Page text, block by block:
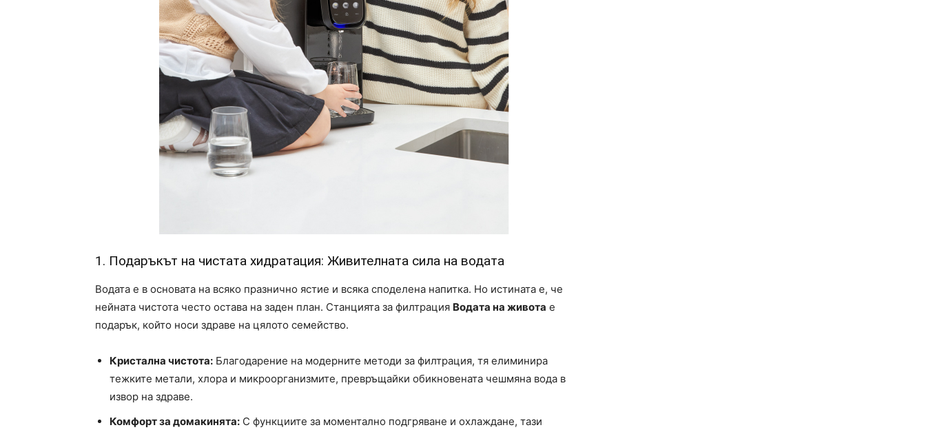
1. Подаръкът на чистата хидратация: Живителната сила на водата
Водата е в основата на всяко празнично ястие и всяка споделена напитка. Но истината е, че
нейната чистота често остава на заден план. Станцията за филтрация Водата на живота е
подарък, който носи здраве на цялото семейство.
Кристална чистота: Благодарение на модерните методи за филтрация, тя елиминира
тежките метали, хлора и микроорганизмите, превръщайки обикновената чешмяна вода в
извор на здраве.
Комфорт за домакинята: С функциите за моментално подгряване и охлаждане, тази